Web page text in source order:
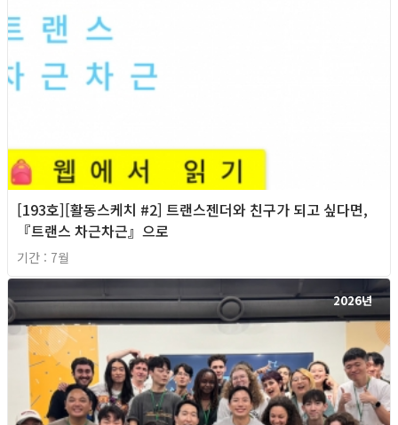
[193호][활동스케치 #2] 트랜스젠더와 친구가 되고 싶다면,
『트랜스 차근차근』으로
기간 : 7월
2026년